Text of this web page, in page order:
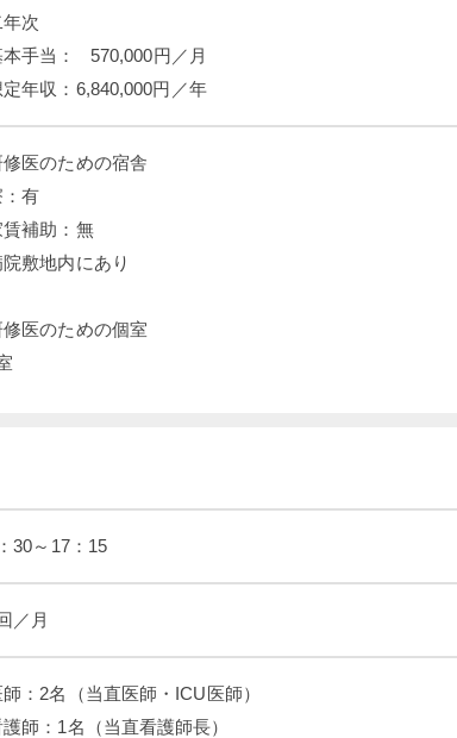
年次
手当：   570,000円／月
定年収：6,840,000円／年
修医のための宿舎
：有
賃補助：無
敷地内にあり
修医のための個室
30～17：15
／月
師：2名（当直医師・ICU医師）
師：1名（当直看護師長）